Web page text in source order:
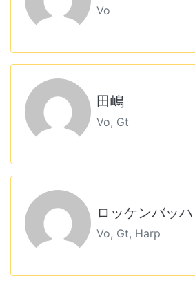
Vo
田嶋
Vo, Gt
ロッケンバッハ
Vo, Gt, Harp